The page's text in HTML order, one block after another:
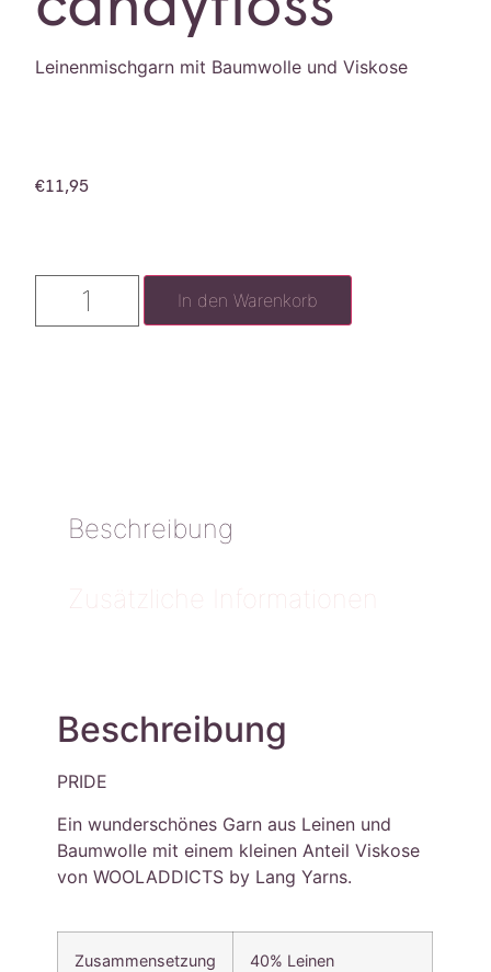
Leinenmischgarn mit Baumwolle und Viskose
€11,95
In den Warenkorb
Beschreibung
Zusätzliche Informationen
Beschreibung
PRIDE
Ein wunderschönes Garn aus Leinen und
Baumwolle mit einem kleinen Anteil Viskose
von WOOLADDICTS by Lang Yarns.
Zusammensetzung
40% Leinen